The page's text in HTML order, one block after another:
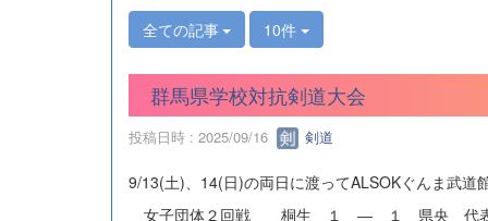
全ての記事 10件
群馬県学校対抗剣道大会
投稿日時 : 2025/09/16 剣道
9/13(土)、14(日)の両日に渡ってALSOKぐんま武道
女子団体２回戦 桐生 １ ― １ 県央 代